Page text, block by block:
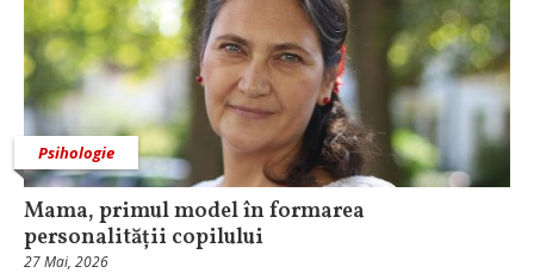
Psihologie
Mama, primul model în formarea
personalității copilului
27 Mai, 2026